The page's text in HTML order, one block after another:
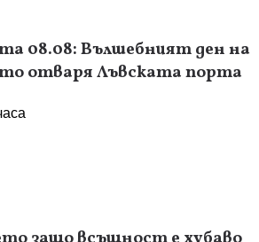
08.08: Вълшебният ден на
отваря Лъвската порта